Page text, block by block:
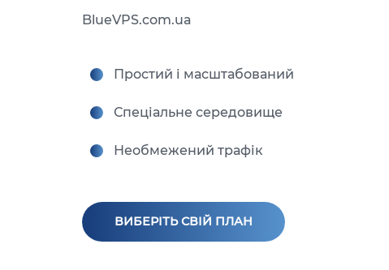
BlueVPS.com.ua
Простий і масштабований
Спеціальне середовище
Необмежений трафік
ВИБЕРІТЬ СВІЙ ПЛАН